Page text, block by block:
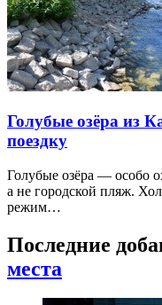
Голубые озёра из
поездку
Голубые озёра — особо
а не городской пляж.
режим…
Последние
места